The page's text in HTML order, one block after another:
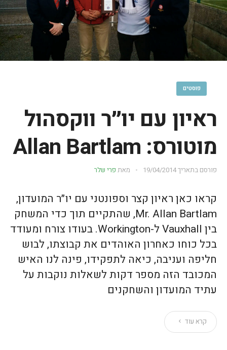
פוסטים
ראיון עם יו״ר ווקסהול
מוטורס: Allan Bartlam
פורסם בתאריך19/04/2014 מאת פרי שלר
קראו כאן ראיון קצר וספונטני עם יו״ר המועדון,
Mr. Allan Bartlam, שהתקיים תוך כדי המשחק
בין Vauxhall ל-Workington. בעודו צורח ומעודד
בכל כוחו כאחרון האוהדים את קבוצתו, לבוש
חליפה ועניבה, כיאה לתפקידו, פינה לנו האיש
המכובד הזה מספר דקות לשאלות נוקבות על
עתיד המועדון והשחקנים
קרא עוד